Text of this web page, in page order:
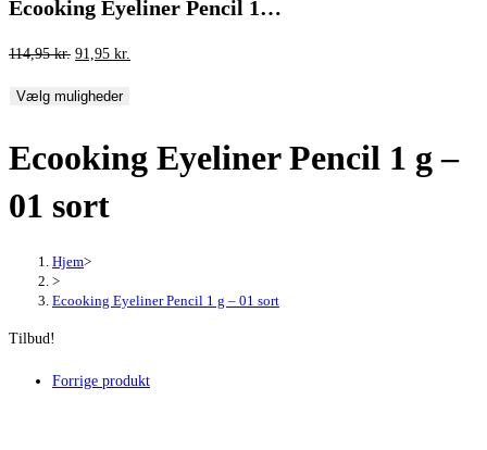
Ecooking Eyeliner Pencil 1…
114,95kr. Den
pris
114,95 kr..
91,95 kr.
91,95 kr..
Vælg muligheder
Ecooking Eyeliner Pencil 1 g –
01 sort
Hjem>
>
Ecooking Eyeliner Pencil 1 g – 01 sort
Tilbud!
Forrige produkt